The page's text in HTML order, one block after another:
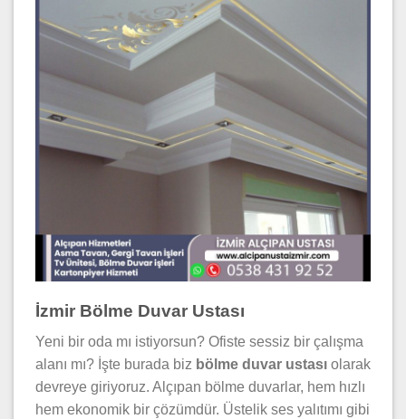
İzmir Bölme Duvar Ustası
Yeni bir oda mı istiyorsun? Ofiste sessiz bir çalışma
alanı mı? İşte burada biz bölme duvar ustası olarak
devreye giriyoruz. Alçıpan bölme duvarlar, hem hızlı
hem ekonomik bir çözümdür. Üstelik ses yalıtımı gibi